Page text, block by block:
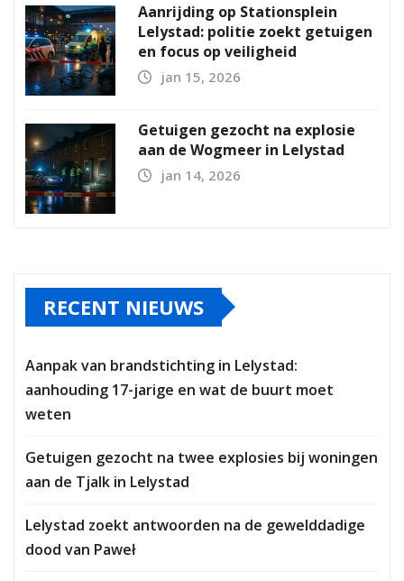
Aanrijding op Stationsplein
Lelystad: politie zoekt getuigen
en focus op veiligheid
jan 15, 2026
Getuigen gezocht na explosie
aan de Wogmeer in Lelystad
jan 14, 2026
RECENT NIEUWS
Aanpak van brandstichting in Lelystad:
aanhouding 17-jarige en wat de buurt moet
weten
Getuigen gezocht na twee explosies bij woningen
aan de Tjalk in Lelystad
Lelystad zoekt antwoorden na de gewelddadige
dood van Paweł